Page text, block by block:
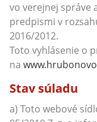
vo verejnej správe
predpismi v
2016/2012.
Toto vyhlásenie o
na
Stav súladu
a) Toto webové